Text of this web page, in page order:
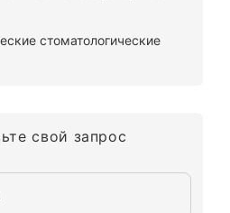
стоматологические
свой запрос